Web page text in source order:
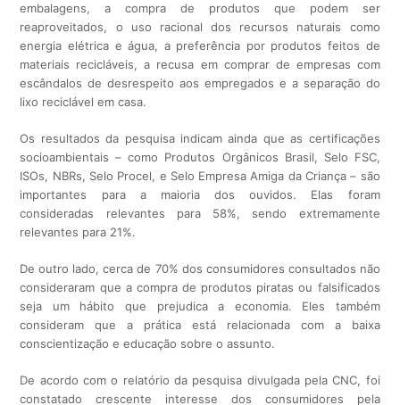
embalagens, a compra de produtos que podem ser
reaproveitados, o uso racional dos recursos naturais como
energia elétrica e água, a preferência por produtos feitos de
materiais recicláveis, a recusa em comprar de empresas com
escândalos de desrespeito aos empregados e a separação do
lixo reciclável em casa.
Os resultados da pesquisa indicam ainda que as certificações
socioambientais – como Produtos Orgânicos Brasil, Selo FSC,
ISOs, NBRs, Selo Procel, e Selo Empresa Amiga da Criança – são
importantes para a maioria dos ouvidos. Elas foram
consideradas relevantes para 58%, sendo extremamente
relevantes para 21%.
De outro lado, cerca de 70% dos consumidores consultados não
consideraram que a compra de produtos piratas ou falsificados
seja um hábito que prejudica a economia. Eles também
consideram que a prática está relacionada com a baixa
conscientização e educação sobre o assunto.
De acordo com o relatório da pesquisa divulgada pela CNC, foi
constatado crescente interesse dos consumidores pela